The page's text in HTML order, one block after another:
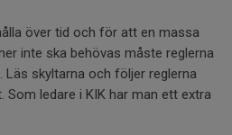
över tid och för att en massa
inte ska behövas måste reglerna
Läs skyltarna och följer reglerna
ledare i KIK har man ett extra